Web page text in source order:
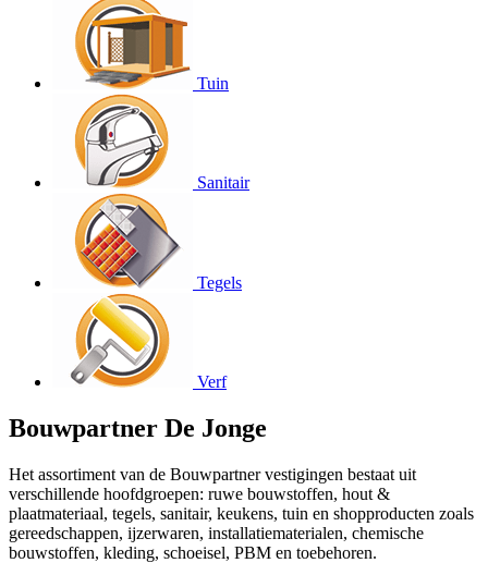
Tuin
Sanitair
Tegels
Verf
Bouwpartner De Jonge
Het assortiment van de Bouwpartner vestigingen bestaat uit
verschillende hoofdgroepen: ruwe bouwstoffen, hout &
plaatmateriaal, tegels, sanitair, keukens, tuin en shopproducten zoals
gereedschappen, ijzerwaren, installatiematerialen, chemische
bouwstoffen, kleding, schoeisel, PBM en toebehoren.